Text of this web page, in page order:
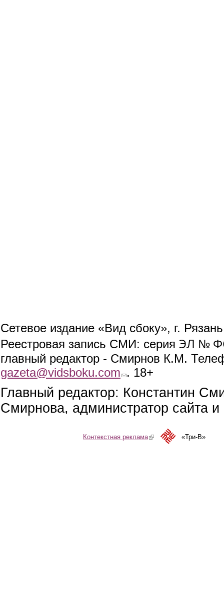
Сетевое издание «Вид сбоку», г.
Реестровая запись СМИ: серия ЭЛ №
главный редактор - Смирнов К.М.
gazeta@vidsboku.com (link sends e-mail)
. 18+
Главный редактор: Константин
Смирнова, администратор сайта
Контекстная реклама(link is external)«Три-В»